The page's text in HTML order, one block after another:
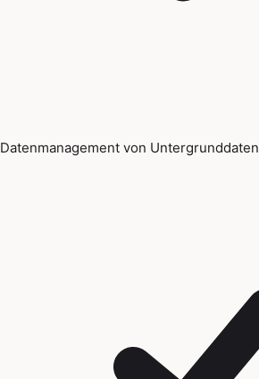
Datenmanagement von Untergrunddaten